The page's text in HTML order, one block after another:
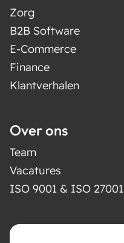
Zorg
B2B Software
E-Commerce
Finance
Klantverhalen
Over ons
Team
Vacatures
ISO 9001 & ISO 27001